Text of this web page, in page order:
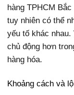
hàng TPHCM
tuy nhiên có thể
yếu tố khác
chủ động hơn
hàng hóa.
Khoảng cách và